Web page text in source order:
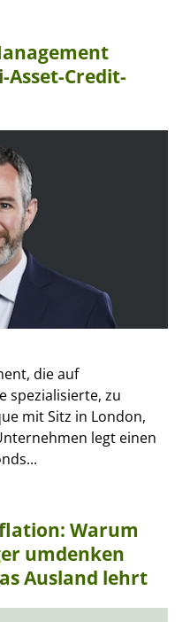
Credit-
die auf
spezialisierte, zu
mit Sitz in London,
legt einen
Warum
umdenken
Ausland lehrt